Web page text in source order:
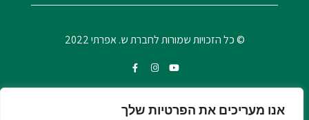
אנו מעריכים את הפרטיות שלך
© כל הזכויות שמורות לחברת ש. אפרתי 2022